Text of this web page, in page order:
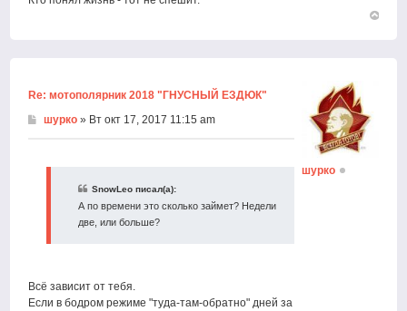
Re: мотополярник 2018 "ГНУСНЫЙ ЕЗДЮК"
шурко » Вт окт 17, 2017 11:15 am
SnowLeo писал(а):
А по времени это сколько займет? Недели
две, или больше?
Всё зависит от тебя.
Если в бодром режиме "туда-там-обратно" дней за
шурко